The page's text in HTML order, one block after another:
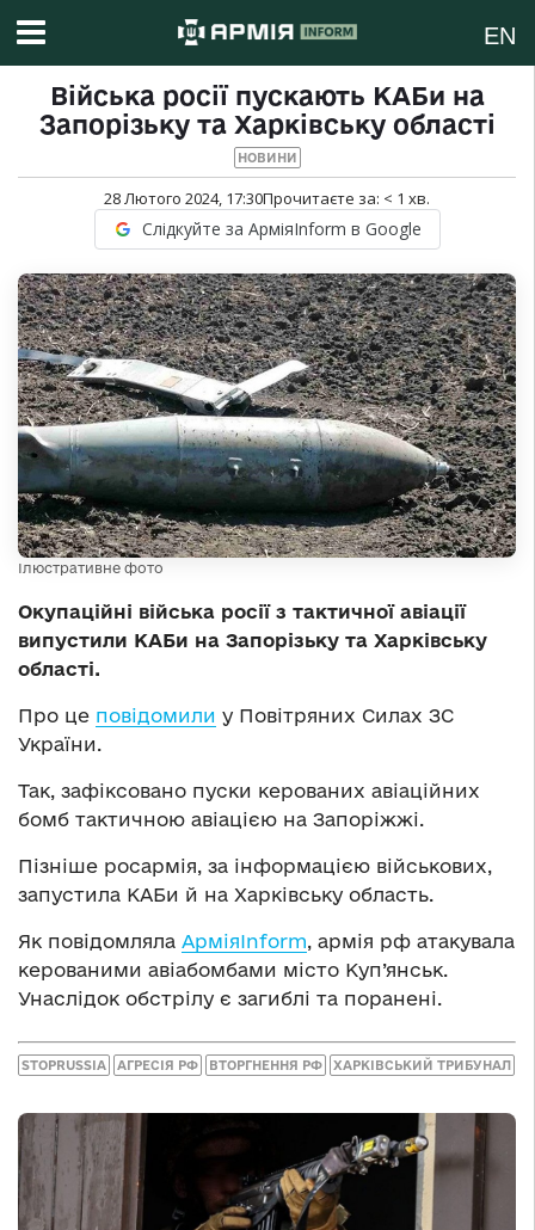
EN
Війська росії пускають КАБи на
Запорізьку та Харківську області
НОВИНИ
28 Лютого 2024, 17:30Прочитаєте за: < 1 хв.
Слідкуйте за АрміяInform в Google
Ілюстративне фото
Окупаційні війська росії з тактичної авіації
випустили КАБи на Запорізьку та Харківську
області.
Про це повідомили у Повітряних Силах ЗС
України.
Так, зафіксовано пуски керованих авіаційних
бомб тактичною авіацією на Запоріжжі.
Пізніше росармія, за інформацією військових,
запустила КАБи й на Харківську область.
Як повідомляла АрміяInform, армія рф атакувала
керованими авіабомбами місто Куп’янськ.
Унаслідок обстрілу є загиблі та поранені.
STOPRUSSIA АГРЕСІЯ РФ ВТОРГНЕННЯ РФ ХАРКІВСЬКИЙ ТРИБУНАЛ